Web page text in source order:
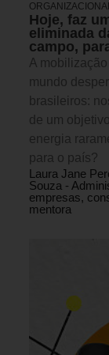
Hoje, faz
eliminada
campo,
A
mundo
brasileiros:
de um
energia
para o país?
Laura Jane
Souza -
empresas,
mentora